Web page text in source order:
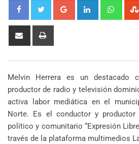
Google+ LinkedIn
Share
Melvin Herrera es un destacado
productor de radio y televisión
activa labor mediática en el
Norte. Es el conductor y productor
político y comunitario “Expresión
través de la plataforma multimedios